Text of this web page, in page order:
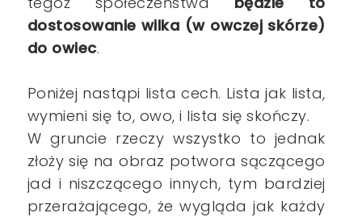
dostosowanie wilka (w owczej skórze)
do owiec.
Poniżej nastąpi lista cech. Lista jak lista,
wymieni się to, owo, i lista się skończy.
W gruncie rzeczy wszystko to jednak
złoży się na obraz potwora sączącego
jad i niszczącego innych, tym bardziej
przerażającego, że wygląda jak każdy